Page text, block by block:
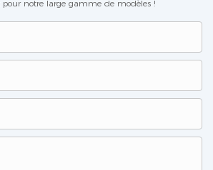
notre large gamme de modèles !